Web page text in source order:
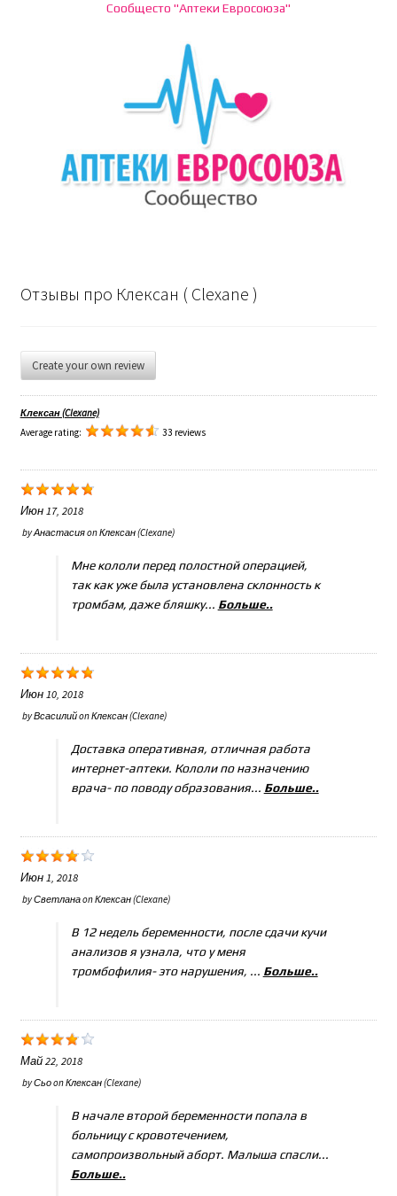
Сообщесто "Аптеки Евросоюза"
Отзывы про Клексан ( Clexane )
Create your own review
Клексан (Clexane)
Average rating:
33 reviews
Июн 17, 2018
byАнастасияonКлексан (Clexane)
Мне кололи перед полостной операцией,
так как уже была установлена склонность к
тромбам, даже бляшку... Больше..
Июн 10, 2018
byВсасилийonКлексан (Clexane)
Доставка оперативная, отличная работа
интернет-аптеки. Кололи по назначению
врача- по поводу образования... Больше..
Июн 1, 2018
byСветланаonКлексан (Clexane)
В 12 недель беременности, после сдачи кучи
анализов я узнала, что у меня
тромбофилия- это нарушения, ... Больше..
Май 22, 2018
byСьоonКлексан (Clexane)
В начале второй беременности попала в
больницу с кровотечением,
самопроизвольный аборт. Малыша спасли...
Больше..